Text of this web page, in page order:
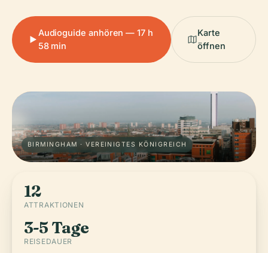
Audioguide anhören — 17 h
58 min
Karte
öffnen
BIRMINGHAM · VEREINIGTES KÖNIGREICH
12
ATTRAKTIONEN
3-5 Tage
REISEDAUER